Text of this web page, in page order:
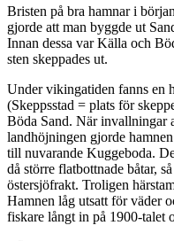
Bristen på bra hamnar i
gjorde att man byggde ut
Innan dessa var Källa och
sten skeppades ut.
Under vikingatiden fanns en
(Skeppsstad = plats för
Böda Sand. När invallningar
landhöjningen gjorde
till nuvarande Kuggeboda.
då större flatbottnade båtar,
östersjöfrakt. Troligen
Hamnen låg utsatt för väder
fiskare långt in på 1900-talet